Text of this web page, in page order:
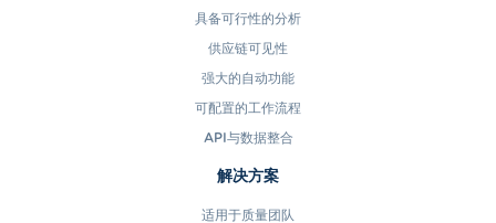
具备可行性的分析
供应链可见性
强大的自动功能
可配置的工作流程
API与数据整合
解决方案
适用于质量团队